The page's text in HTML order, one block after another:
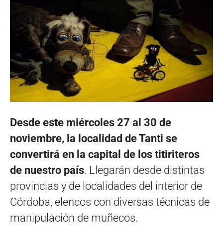
Desde este miércoles 27 al 30 de
noviembre, la localidad de Tanti se
convertirá en la capital de los titiriteros
de nuestro país. Llegarán desde distintas
provincias y de localidades del interior de
Córdoba, elencos con diversas técnicas de
manipulación de muñecos.